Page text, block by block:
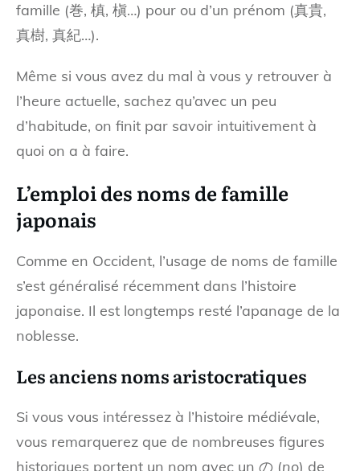
famille (巻, 槙, 槇…) pour ou d’un prénom (真貴,
真樹, 真紀…).
Même si vous avez du mal à vous y retrouver à
l’heure actuelle, sachez qu’avec un peu
d’habitude, on finit par savoir intuitivement à
quoi on a à faire.
L’emploi des noms de famille
japonais
Comme en Occident, l’usage de noms de famille
s’est généralisé récemment dans l’histoire
japonaise. Il est longtemps resté l’apanage de la
noblesse.
Les anciens noms aristocratiques
Si vous vous intéressez à l’histoire médiévale,
vous remarquerez que de nombreuses figures
historiques portent un nom avec un の (no) de